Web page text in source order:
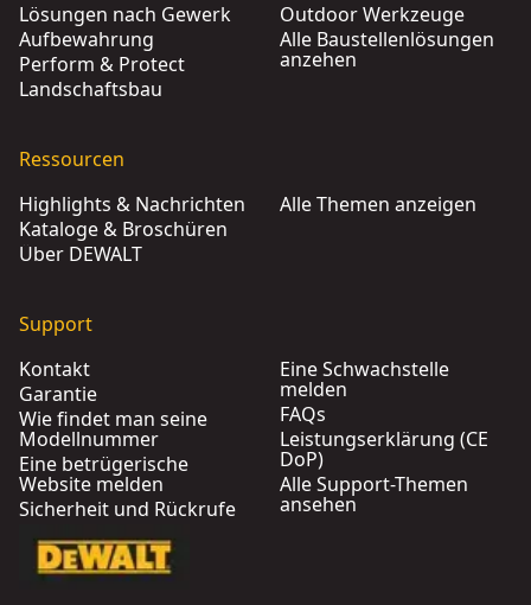
Lösungen nach Gewerk
Aufbewahrung
Perform & Protect
Landschaftsbau
Outdoor Werkzeuge
Alle Baustellenlösungen
anzehen
Ressourcen
Highlights & Nachrichten
Kataloge & Broschüren
Über DEWALT
Alle Themen anzeigen
Support
Kontakt
Garantie
Wie findet man seine
Modellnummer
Eine betrügerische
Website melden
Sicherheit und Rückrufe
Eine Schwachstelle
melden
FAQs
Leistungserklärung (CE
DoP)
Alle Support-Themen
ansehen